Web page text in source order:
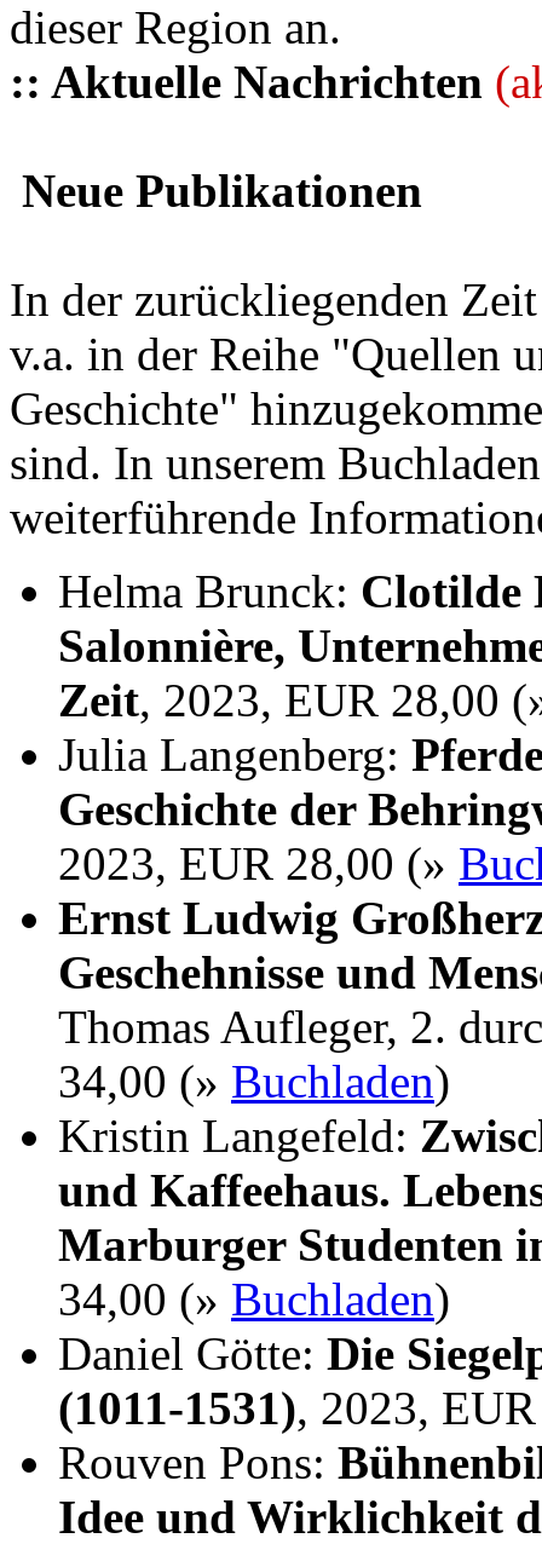
dieser Region an.
:: Aktuelle Nachrichten
Neue Publikationen
In der zurückliegenden
v.a. in der Reihe "Quellen
Geschichte"
sind. In unserem
weiterführende
Helma Brunck: Clotilde
Salonnière,
Zeit, 2023, EUR 28,00
Julia Langenberg:
Geschichte der
2023, EUR 28,00 (»
Ernst Ludwig
Geschehnisse und
Thomas Aufleger, 2.
34,00 (» Buchladen)
Kristin Langefeld:
und Kaffeehaus.
Marburger Studenten
34,00 (» Buchladen)
Daniel Götte: Die
(1011-1531), 2023,
Rouven Pons:
Idee und Wirklichkeit